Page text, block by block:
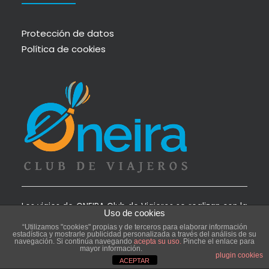
Protección de datos
Política de cookies
Los viajes de ONEIRA Club de Viajeros se realizan con la
organización técnica del Departamento de Grupos de:
MÁS QUE UN PLAN AGENCIA DE VIAJES
CL. CALDERÓN DE LA BARCA, 2
Uso de cookies
“Utilizamos "cookies" propias y de terceros para elaborar información
estadística y mostrarle publicidad personalizada a través del análisis de su
navegación. Si continúa navegando acepta su uso. Pinche el enlace para
mayor información.
plugin cookies
ACEPTAR